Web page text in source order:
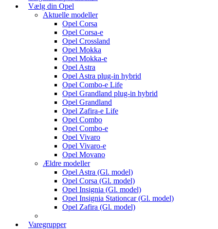
Vælg din Opel
Aktuelle modeller
Opel Corsa
Opel Corsa-e
Opel Crossland
Opel Mokka
Opel Mokka-e
Opel Astra
Opel Astra plug-in hybrid
Opel Combo-e Life
Opel Grandland plug-in hybrid
Opel Grandland
Opel Zafira-e Life
Opel Combo
Opel Combo-e
Opel Vivaro
Opel Vivaro-e
Opel Movano
Ældre modeller
Opel Astra (Gl. model)
Opel Corsa (Gl. model)
Opel Insignia (Gl. model)
Opel Insignia Stationcar (Gl. model)
Opel Zafira (Gl. model)
Varegrupper